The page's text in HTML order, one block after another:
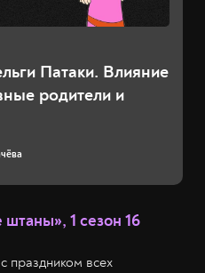
Патаки. Влияние
родители и
1 сезон 16
праздником всех